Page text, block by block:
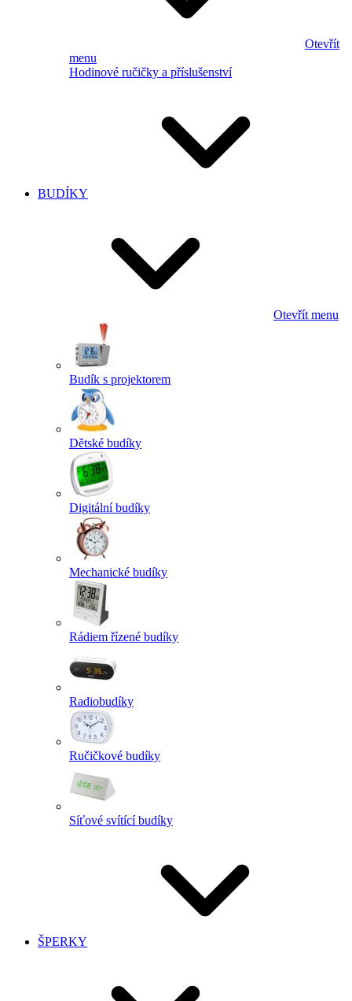
Otevřít
menu
Hodinové ručičky a příslušenství
BUDÍKY
Otevřít menu
Budík s projektorem
Dětské budíky
Digitální budíky
Mechanické budíky
Rádiem řízené budíky
Radiobudíky
Ručičkové budíky
Síťové svítící budíky
ŠPERKY